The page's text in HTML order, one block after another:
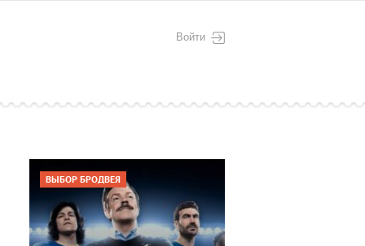
Войти
ВЫБОР БРОДВЕЯ